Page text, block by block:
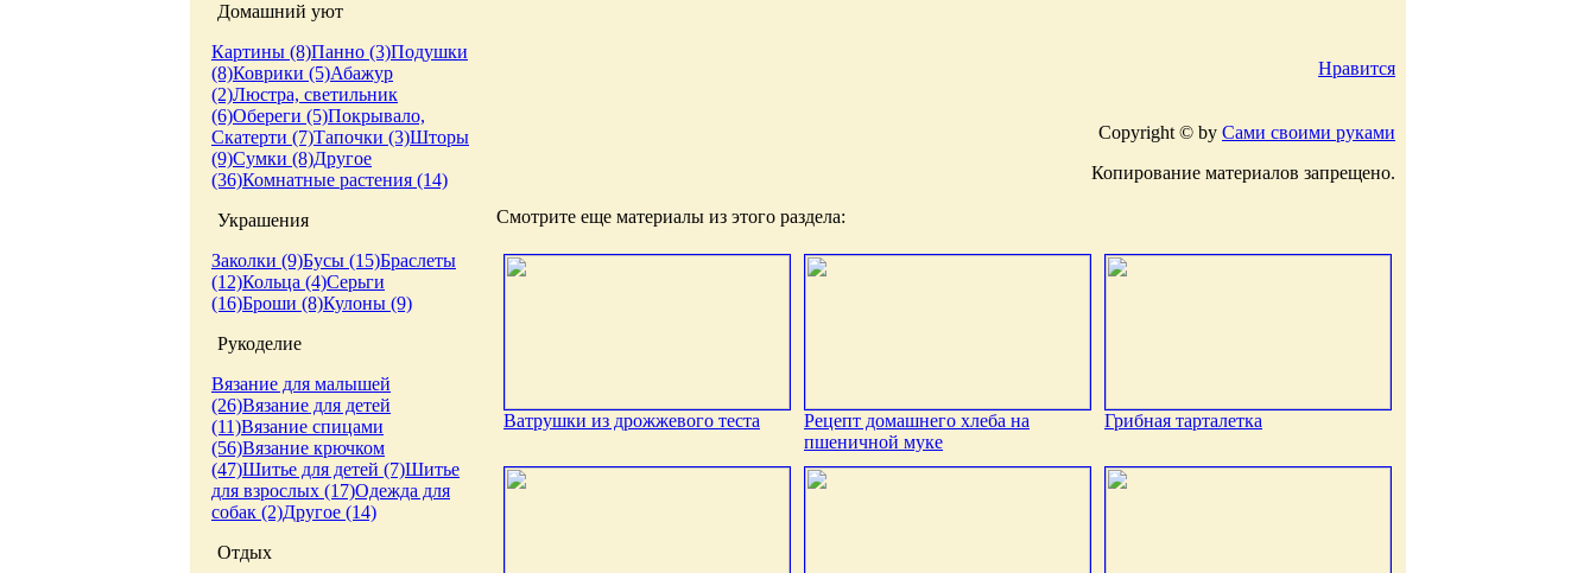
Домашний уют
Картины (8)Панно (3)Подушки
(8)Коврики (5)Абажур
(2)Люстра, светильник
(6)Обереги (5)Покрывало,
Скатерти (7)Тапочки (3)Шторы
(9)Сумки (8)Другое
(36)Комнатные растения (14)
Украшения
Заколки (9)Бусы (15)Браслеты
(12)Кольца (4)Серьги
(16)Броши (8)Кулоны (9)
Рукоделие
Вязание для малышей
(26)Вязание для детей
(11)Вязание спицами
(56)Вязание крючком
(47)Шитье для детей (7)Шитье
для взрослых (17)Одежда для
собак (2)Другое (14)
Отдых
Нравится
Copyright © by Сами своими руками
Копирование материалов запрещено.
Смотрите еще материалы из этого раздела:
Ватрушки из дрожжевого теста
Рецепт домашнего хлеба на
пшеничной муке
Грибная тарталетка